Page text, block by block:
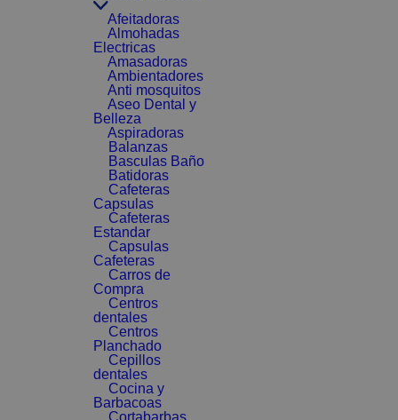
Afeitadoras
Almohadas
Electricas
Amasadoras
Ambientadores
Anti mosquitos
Aseo Dental y
Belleza
Aspiradoras
Balanzas
Basculas Baño
Batidoras
Cafeteras
Capsulas
Cafeteras
Estandar
Capsulas
Cafeteras
Carros de
Compra
Centros
dentales
Centros
Planchado
Cepillos
dentales
Cocina y
Barbacoas
Cortabarbas